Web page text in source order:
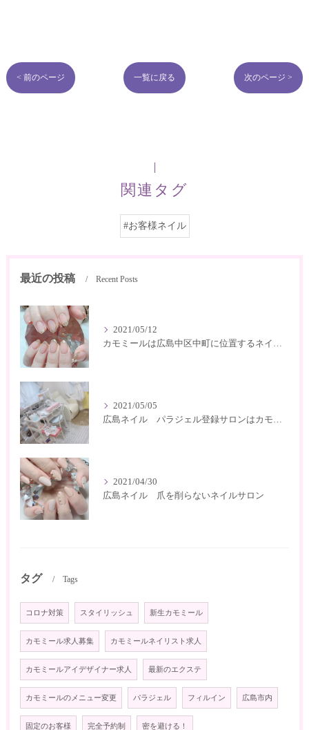
< 前のページ 一覧に戻る 次のページ >
関連タグ
#お客様ネイル
最近の投稿 Recent Posts
2021/05/12
2021/05/05
2021/04/30
広島ネイル 爪を削らないネイルサロン
タグ Tags
コロナ対策 スタイリッシュ 新生カモミール
カモミール求人募集 カモミールネイリスト求人
カモミールアイデザイナー求人 最新のエクステ
カモミールのメニュー変更 パラジェル フィルイン 広島市内
固定のお客様 完全予約制 密を避ける！